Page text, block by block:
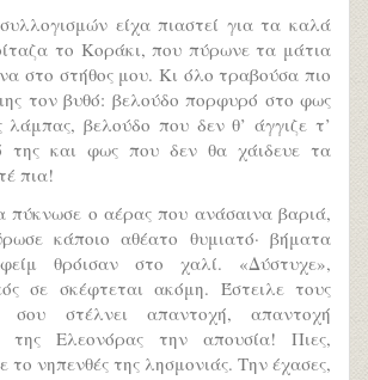
είχα πιαστεί για τα καλά
το Κοράκι, που πύρωνε τα μάτια
στο στήθος μου. Κι όλο τραβούσα πιο
τον βυθό: βελούδο πορφυρό στο φως
βελούδο που δεν θ’ άγγιζε τ’
της και φως που δεν θα χάιδευε τα
πια!
πύκνωσε ο αέρας που ανάσαινα βαριά,
κάποιο αθέατο θυμιατό· βήματα
θρόισαν στο χαλί. «Δύστυχε»,
σε σκέφτεται ακόμη. Έστειλε τους
σου στέλνει απαντοχή, απαντοχή
της Ελεονόρας την απουσία! Πιες,
το νηπενθές της λησμονιάς. Την έχασες,